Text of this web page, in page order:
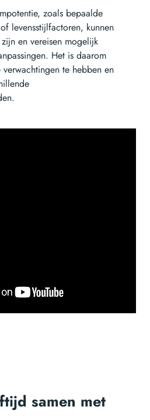
zoals bepaalde
levensstijlfactoren, kunnen
en vereisen mogelijk
Het is daarom
te hebben en
samen met